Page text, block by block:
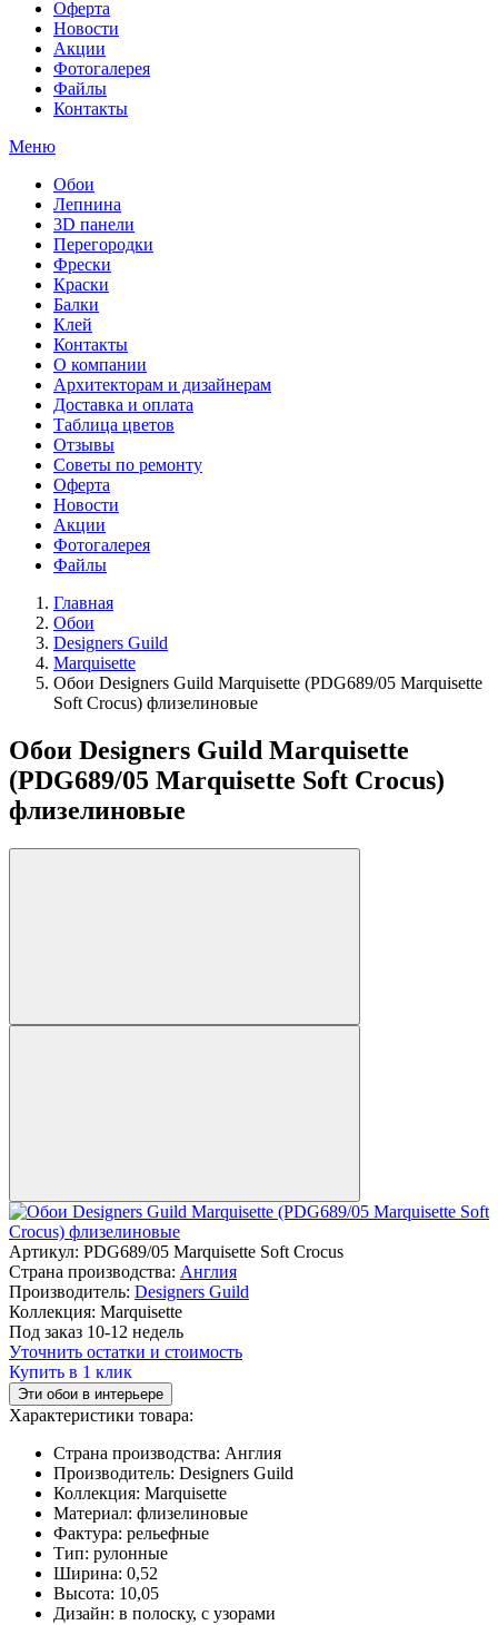
Оферта
Новости
Акции
Фотогалерея
Файлы
Контакты
Меню
Обои
Лепнина
3D панели
Перегородки
Фрески
Краски
Балки
Клей
Контакты
О компании
Архитекторам и дизайнерам
Доставка и оплата
Таблица цветов
Отзывы
Советы по ремонту
Оферта
Новости
Акции
Фотогалерея
Файлы
Главная
Обои
Designers Guild
Marquisette
Обои Designers Guild Marquisette (PDG689/05 Marquisette
Soft Crocus) флизелиновые
Обои Designers Guild Marquisette
(PDG689/05 Marquisette Soft Crocus)
флизелиновые
Артикул: PDG689/05 Marquisette Soft Crocus
Страна производства: Англия
Производитель: Designers Guild
Коллекция: Marquisette
Под заказ 10-12 недель
Уточнить остатки и стоимость
Купить в 1 клик
Эти обои в интерьере
Характеристики товара:
Страна производства: Англия
Производитель: Designers Guild
Коллекция: Marquisette
Материал: флизелиновые
Фактура: рельефные
Тип: рулонные
Ширина: 0,52
Высота: 10,05
Дизайн: в полоску, с узорами